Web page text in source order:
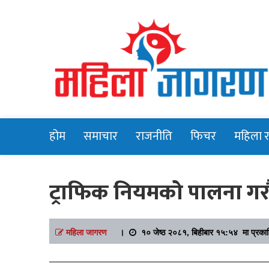
होम समाचार राजनीति फिचर महिला
ट्राफिक नियमको पालना
महिला जागरण। १० जेष्ठ २०८१, बिहीबार १५:५४ मा